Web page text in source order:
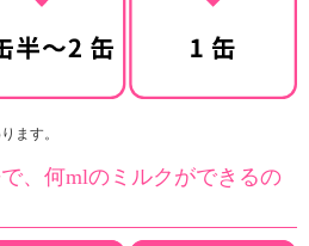
ます。
、何mlのミルクができるの